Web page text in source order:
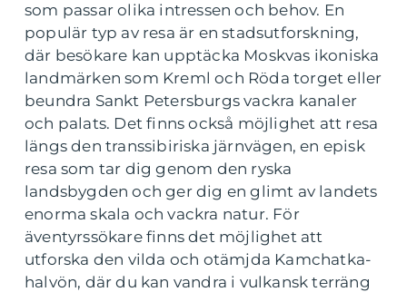
som passar olika intressen och behov. En
populär typ av resa är en stadsutforskning,
där besökare kan upptäcka Moskvas ikoniska
landmärken som Kreml och Röda torget eller
beundra Sankt Petersburgs vackra kanaler
och palats. Det finns också möjlighet att resa
längs den transsibiriska järnvägen, en episk
resa som tar dig genom den ryska
landsbygden och ger dig en glimt av landets
enorma skala och vackra natur. För
äventyrssökare finns det möjlighet att
utforska den vilda och otämjda Kamchatka-
halvön, där du kan vandra i vulkansk terräng